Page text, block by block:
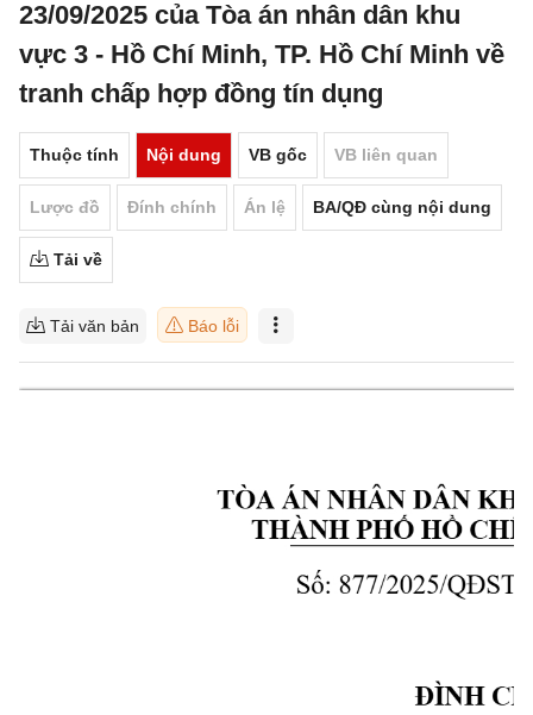
23/09/2025 của Tòa án nhân dân khu
vực 3 - Hồ Chí Minh, TP. Hồ Chí Minh về
tranh chấp hợp đồng tín dụng
Thuộc tính Nội dung VB gốc VB liên quan
Lược đồ Đính chính Án lệ BA/QĐ cùng nội dung
Tải về
Tải văn bản Báo lỗi